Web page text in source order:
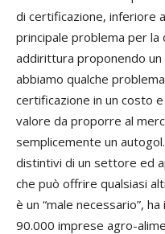
di certificazione, inferiore
principale problema per
addirittura proponendo
abbiamo qualche
certificazione in un costo
valore da proporre al
semplicemente un
distintivi di un settore ed
che può offrire qualsiasi
è un “male necessario”,
90.000 imprese agro-